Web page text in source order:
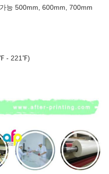
능 500mm, 600mm, 700mm
- 221℉)